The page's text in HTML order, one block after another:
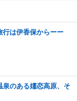
行は伊香保からーー
泉のある嬬恋高原、そ